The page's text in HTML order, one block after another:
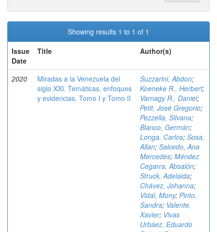
Showing results 1 to 1 of 1
Issue
Date
Title Author(s)
2020
Miradas a la Venezuela del
siglo XXI. Temáticas, enfoques
y evidencias. Tomo I y Tomo II
Suzzarini, Abdon;
Koeneke R., Herbert;
Varnagy R., Daniel;
Petit, José Gregorio;
Pezzella, Silvana;
Blanco, Germán;
Longa, Carlos; Sosa,
Allan; Salcedo, Ana
Mercedes; Méndez
Cegarra, Absalón;
Struck, Adelaida;
Chávez, Johanna;
Vidal, Mony; Pinto,
Sandra; Valente,
Xavier; Vivas
Urbáez, Eduardo